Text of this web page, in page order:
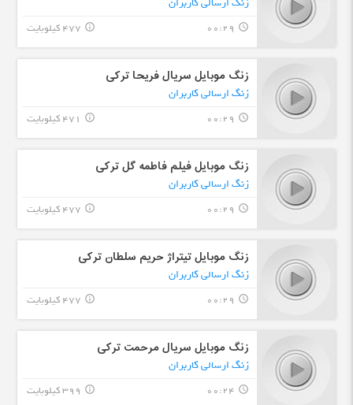
query_builder
00:29 477 کیلوبایت info_outline
زنگ موبایل سریال فریحا ترکی
زنگ ارسالی کاربران
query_builder
00:29 471 کیلوبایت info_outline
زنگ موبایل فیلم فاطمه گل ترکی
زنگ ارسالی کاربران
query_builder
00:29 477 کیلوبایت info_outline
زنگ موبایل تیتراژ حریم سلطان ترکی
زنگ ارسالی کاربران
query_builder
00:29 477 کیلوبایت info_outline
زنگ موبایل سریال مرحمت ترکی
زنگ ارسالی کاربران
query_builder
00:24 399 کیلوبایت info_outline